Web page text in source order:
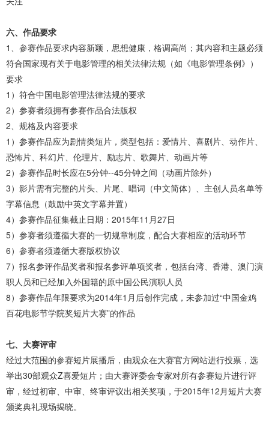
六、作品要求
1、参赛作品要求内容新颖，思想健康，格调高尚；其内容和主题必须
符合国家现有关于电影管理的相关法律法规（如《电影管理条例》）
要求
1）符合中国电影管理法律法规的要求
2）参赛者须拥有参赛作品合法版权
2、规格及内容要求
1）参赛作品应为剧情类短片，类型包括：爱情片、喜剧片、动作片、
恐怖片、科幻片、伦理片、励志片、歌舞片、动画片等
2）参赛作品时长应在5分钟--45分钟之间（动画片除外）
3）影片需有完整的片头、片尾、唱词（中文简体）、主创人员名单等
字幕信息（鼓励中英文字幕并置）
4）参赛作品征集截止日期：2015年11月27日
5）参赛者须遵循大赛的一切规章制度，配合大赛相应的活动环节
6）参赛者须遵循大赛版权协议
7）报名参评作品奖者和报名参评单项奖者，包括台湾、香港、澳门演
职人员和已经加入外国籍的原中国公民演职人员
8）参赛作品年限要求为2014年1月后创作完成，未参加过“中国金鸡
百花电影节学院奖短片大赛”的作品
七、大赛评审
经过大范围的参赛短片展播后，由观众在大赛官方网站进行投票，选
举出30部观众Z喜爱短片；由大赛评委会专家对所有参赛短片进行评
审，经过初审、中审、终审评议出相关奖项，于2015年12月短片大赛
颁奖典礼现场揭晓。